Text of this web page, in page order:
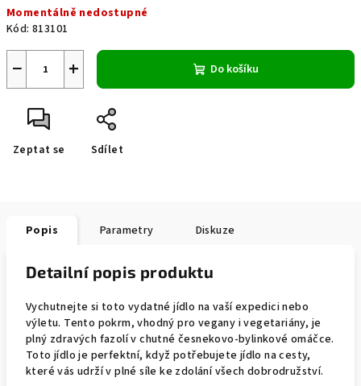
cena:
Momentálně nedostupné
Kód: 813101
+
− Do košíku
Zeptat se Sdílet
Popis Parametry Diskuze
Detailní popis produktu
Vychutnejte si toto vydatné jídlo na vaší expedici nebo
výletu. Tento pokrm, vhodný pro vegany i vegetariány, je
plný zdravých fazolí v chutné česnekovo-bylinkové omáčce.
Toto jídlo je perfektní, když potřebujete jídlo na cesty,
které vás udrží v plné síle ke zdolání všech dobrodružství.